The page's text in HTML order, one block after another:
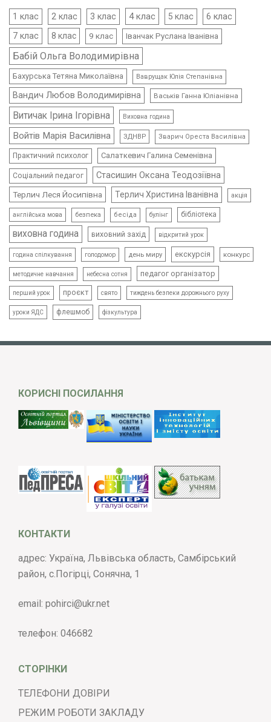
1 клас 2 клас 3 клас 4 клас 5 клас 6 клас
7 клас 8 клас 9 клас Іванчак Руслана Іванівна
Бабій Ольга Володимирівна
Бахурська Тетяна Миколаївна Ваврущак Юлія Степанівна
Вандич Любов Володимирівна Васьків Ганна Юліанівна
Витичак Ірина Ігорівна Виховна година
Войтів Марія Василівна ЗДНВР Зварич Ореста Василівна
Практичний психолог Салаткевич Галина Семенівна
Соціальний педагог Стасишин Оксана Теодозіївна
Терлич Леся Йосипівна Терлич Христина Іванівна акція
англійська мова безпека бесіда булінг бібліотека
виховна година виховний захід відкритий урок
година спілкування голодомор день миру екскурсія конкурс
методичне навчання небесна сотня педагог організатор
перший урок проєкт свято тиждень безпеки дорожнього руху
уроки ЯДС флешмоб фізкультура
КОРИСНІ ПОСИЛАННЯ
КОНТАКТИ
адрес: Україна, Львівська область, Самбірський
район, с.Погірці, Сонячна, 1
email: pohirci@ukr.net
телефон: 046682
СТОРІНКИ
ТЕЛЕФОНИ ДОВІРИ
РЕЖИМ РОБОТИ ЗАКЛАДУ